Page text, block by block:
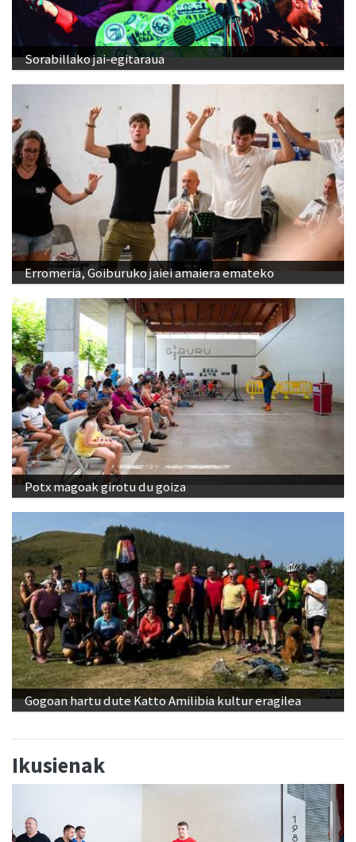
Sorabillako jai-egitaraua
Erromeria, Goiburuko jaiei amaiera emateko
Potx magoak girotu du goiza
Gogoan hartu dute Katto Amilibia kultur eragilea
Ikusienak